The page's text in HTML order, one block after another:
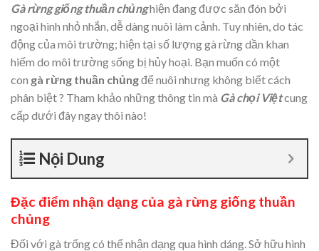
Gà rừng giống thuần chủnghiện đang được săn đón bởi
ngoại hình nhỏ nhắn, dễ dàng nuôi làm cảnh. Tuy nhiên, do tác
động của môi trường; hiện tại số lượng gà rừng dần khan
hiếm do môi trường sống bị hủy hoại. Bạn muốn có một
con gà rừng thuần chủngđể nuôi nhưng không biết cách
phân biệt ? Tham khảo những thông tin mà Gà chọi Việtcung
cấp dưới đây ngay thôi nào!
Nội Dung
Đặc điểm nhận dạng của gà rừng giống thuần
chủng
Đối với gà trống có thể nhận dạng qua hình dáng. Sở hữu hình